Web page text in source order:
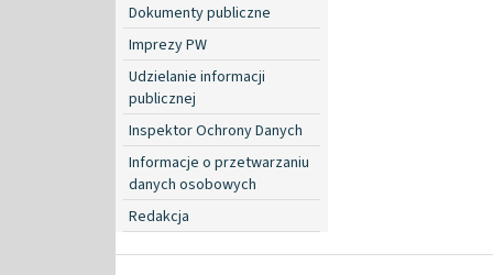
Dokumenty publiczne
Imprezy PW
Udzielanie informacji
publicznej
Inspektor Ochrony Danych
Informacje o przetwarzaniu
danych osobowych
Redakcja